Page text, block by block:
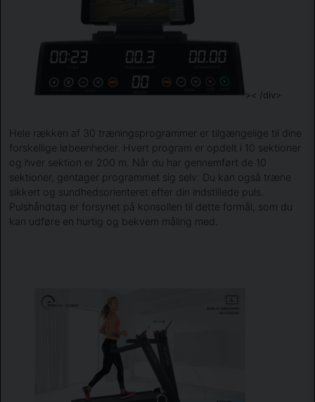
>< /div>
Hele rækken af ​​30 træningsprogrammer er tilgængelige til dine
forskellige løbeenheder. Hvert program er opdelt i 10 sektioner
og hver sektion er 200 m. Når du har gennemført de 10
sektioner, gentager programmet sig selv. Du kan også træne
sikkert og sundhedsorienteret efter din indstillede puls.
Pulshåndtag er forsynet på konsollen til dette formål, som du
kan udføre en hurtig og bekvem måling med.